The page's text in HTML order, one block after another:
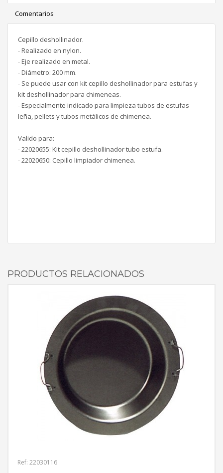
Comentarios
Cepillo deshollinador.
- Realizado en nylon.
- Eje realizado en metal.
- Diámetro: 200 mm.
- Se puede usar con kit cepillo deshollinador para estufas y
kit deshollinador para chimeneas.
- Especialmente indicado para limpieza tubos de estufas
leña, pellets y tubos metálicos de chimenea.
Valido para:
- 22020655: Kit cepillo deshollinador tubo estufa.
- 22020650: Cepillo limpiador chimenea.
PRODUCTOS RELACIONADOS
Ref: 22030116